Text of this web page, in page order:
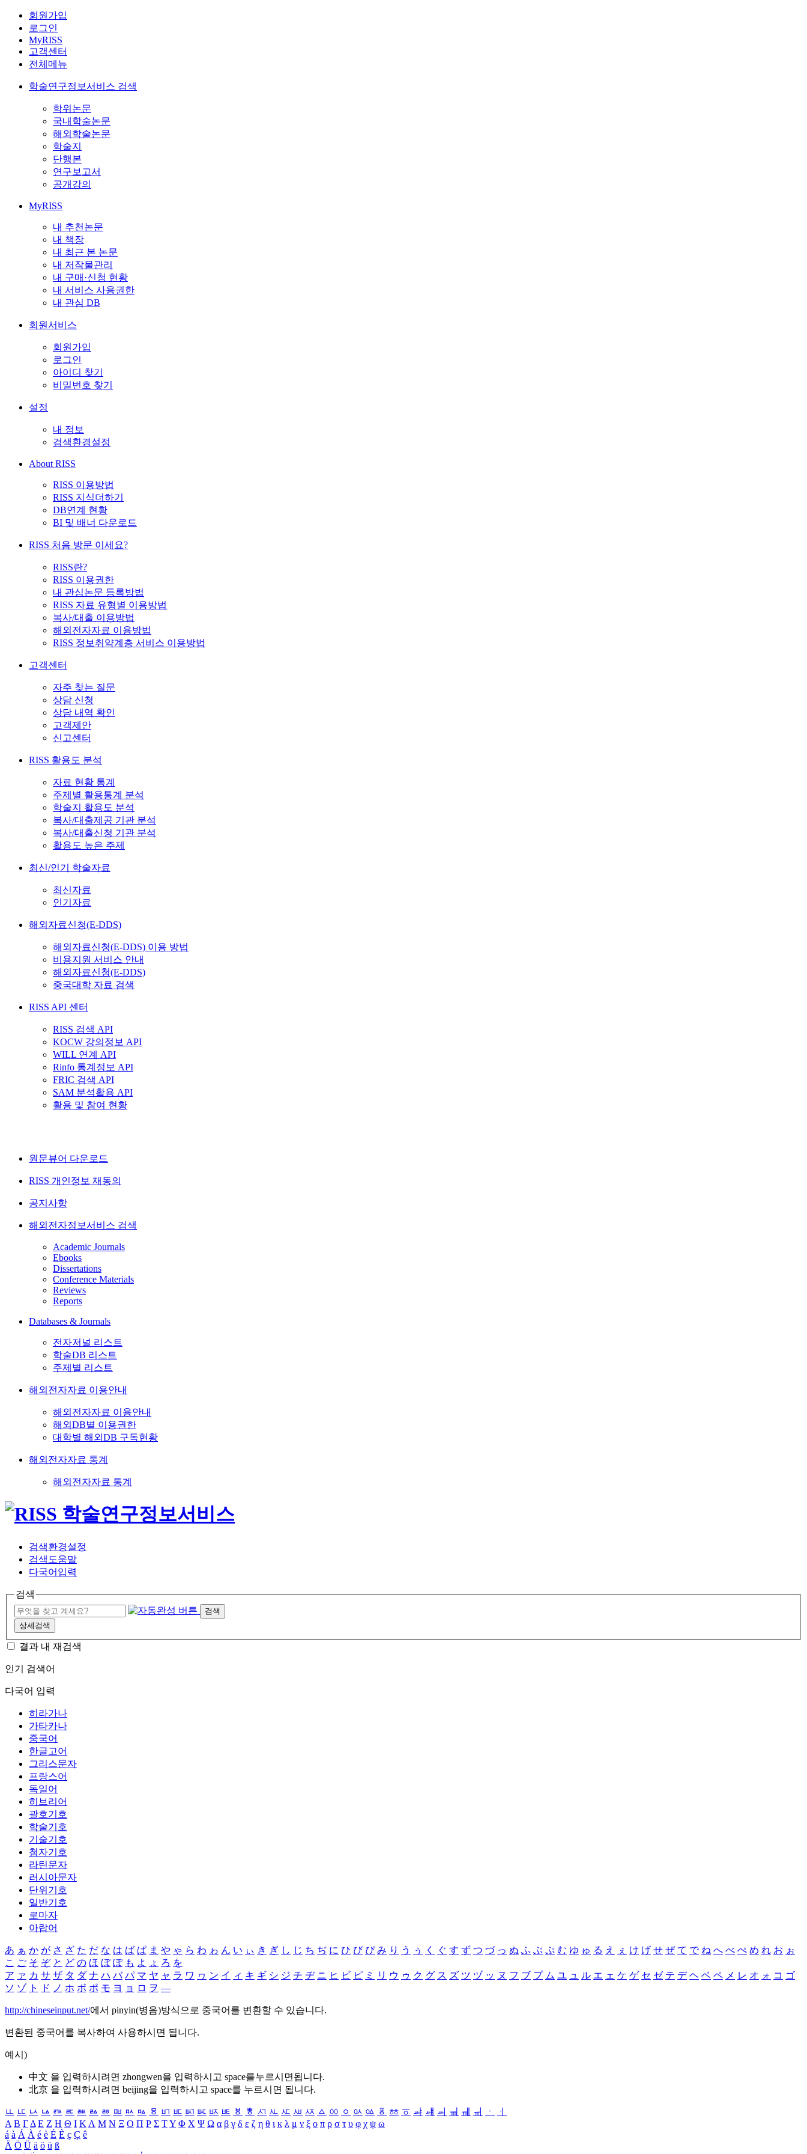
회원가입
로그인
MyRISS
고객센터
전체메뉴
학술연구정보서비스 검색
학위논문
국내학술논문
해외학술논문
학술지
단행본
연구보고서
공개강의
MyRISS
내 추천논문
내 책장
내 최근 본 논문
내 저작물관리
내 구매·신청 현황
내 서비스 사용권한
내 관심 DB
회원서비스
회원가입
로그인
아이디 찾기
비밀번호 찾기
설정
내 정보
검색환경설정
About RISS
RISS 이용방법
RISS 지식더하기
DB연계 현황
BI 및 배너 다운로드
RISS 처음 방문 이세요?
RISS란?
RISS 이용권한
내 관심논문 등록방법
RISS 자료 유형별 이용방법
복사/대출 이용방법
해외전자자료 이용방법
RISS 정보취약계층 서비스 이용방법
고객센터
자주 찾는 질문
상담 신청
상담 내역 확인
고객제안
신고센터
RISS 활용도 분석
자료 현황 통계
주제별 활용통계 분석
학술지 활용도 분석
복사/대출제공 기관 분석
복사/대출신청 기관 분석
활용도 높은 주제
최신/인기 학술자료
최신자료
인기자료
해외자료신청(E-DDS)
해외자료신청(E-DDS) 이용 방법
비용지원 서비스 안내
해외자료신청(E-DDS)
중국대학 자료 검색
RISS API 센터
RISS 검색 API
KOCW 강의정보 API
WILL 연계 API
Rinfo 통계정보 API
FRIC 검색 API
SAM 분석활용 API
활용 및 참여 현황
원문뷰어 다운로드
RISS 개인정보 재동의
공지사항
해외전자정보서비스 검색
Academic Journals
Ebooks
Dissertations
Conference Materials
Reviews
Reports
Databases & Journals
전자저널 리스트
학술DB 리스트
주제별 리스트
해외전자자료 이용안내
해외전자자료 이용안내
해외DB별 이용권한
대학별 해외DB 구독현황
해외전자자료 통계
해외전자자료 통계
검색환경설정
검색도움말
다국어입력
검색
검색
상세검색
결과 내 재검색
인기 검색어
다국어 입력
히라가나
가타카나
중국어
한글고어
그리스문자
프랑스어
독일어
히브리어
괄호기호
학술기호
기술기호
첨자기호
라틴문자
러시아문자
단위기호
일반기호
로마자
아랍어
あ ぁ か が さ ざ た だ な は ば ぱ ま や ゃ ら わ ゎ ん い ぃ き ぎ し じ ち ぢ に ひ び ぴ み り う ぅ く ぐ す ず つ づ っ ぬ ふ ぶ ぷ む ゆ ゅ る え ぇ け げ せ ぜ て で ね へ べ ぺ め れ お ぉ
こ ご そ ぞ と ど の ほ ぼ ぽ も よ ょ ろ を
ア ァ カ サ ザ タ ダ ナ ハ バ パ マ ヤ ャ ラ ワ ヮ ン イ ィ キ ギ シ ジ チ ヂ ニ ヒ ビ ピ ミ リ ウ ゥ ク グ ス ズ ツ ヅ ッ ヌ フ ブ プ ム ユ ュ ル エ ェ ケ ゲ セ ゼ テ デ ヘ ベ ペ メ レ オ ォ コ ゴ
ソ ゾ ト ド ノ ホ ボ ポ モ ヨ ョ ロ ヲ ―
http://chineseinput.net/에서 pinyin(병음)방식으로 중국어를 변환할 수 있습니다.
변환된 중국어를 복사하여 사용하시면 됩니다.
예시)
中文 을 입력하시려면 zhongwen을 입력하시고 space를누르시면됩니다.
北京 을 입력하시려면 beijing을 입력하시고 space를 누르시면 됩니다.
ㅥ ㅦ ㅧ ㅨ ㅩ ㅪ ㅫ ㅬ ㅭ ㅮ ㅯ ㅰ ㅱ ㅲ ㅳ ㅴ ㅵ ㅶ ㅷ ㅸ ㅹ ㅺ ㅻ ㅼ ㅽ ㅾ ㅿ ㆀ ㆁ ㆂ ㆃ ㆄ ㆅ ㆆ ㆇ ㆈ ㆉ ㆊ ㆋ ㆌ ㆍ
ㆎ
Α Β ΓΔ Ε Ζ Η Θ Ι ΚΛ Μ Ν Ξ Ο Π Ρ Σ ΤΥ Φ Χ Ψ Ω α β γ δ ε ζ η θ ι κ λ μ ν ξ ο π ρ σ τ υ φ χ ψ ω
á à Á À é è É È ç Ç ê
Ä Ö Ü ä ö ü ß